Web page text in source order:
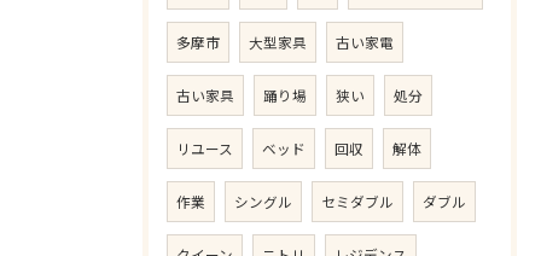
多摩市 大型家具 古い家電
古い家具 踊り場 狭い 処分
リユース ベッド 回収 解体
作業 シングル セミダブル ダブル